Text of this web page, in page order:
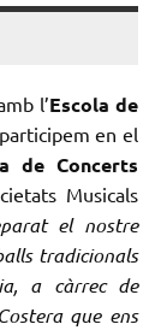
l’Escola de
en el
de Concerts
Musicals
el nostre
tradicionals
a càrrec de
que ens